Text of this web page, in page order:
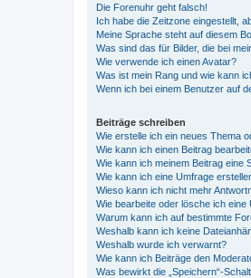
Die Forenuhr geht falsch!
Ich habe die Zeitzone eingestellt,
Meine Sprache steht auf diesem
Was sind das für Bilder, die bei
Wie verwende ich einen Avatar?
Was ist mein Rang und wie kann
Wenn ich bei einem Benutzer auf
Beiträge schreiben
Wie erstelle ich ein neues Thema
Wie kann ich einen Beitrag
Wie kann ich meinem Beitrag eine
Wie kann ich eine Umfrage
Wieso kann ich nicht mehr
Wie bearbeite oder lösche ich eine
Warum kann ich auf bestimmte
Weshalb kann ich keine
Weshalb wurde ich verwarnt?
Wie kann ich Beiträge den
Was bewirkt die „Speichern“-